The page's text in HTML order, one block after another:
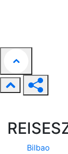
Bilbao